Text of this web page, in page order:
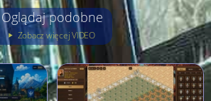
Oglądaj podobne
Zobacz więcej VIDEO